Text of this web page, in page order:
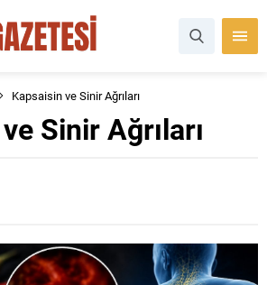
Kapsaisin ve Sinir Ağrıları
Sinir Ağrıları